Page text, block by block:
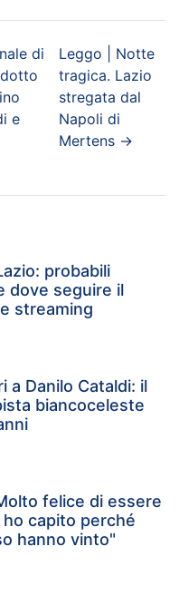
di
e
Leggo | Notte
tragica. Lazio
stregata dal
Napoli di
Mertens →
probabili
dove seguire il
streaming
a Danilo Cataldi: il
biancoceleste
felice di essere
capito perché
hanno vinto"